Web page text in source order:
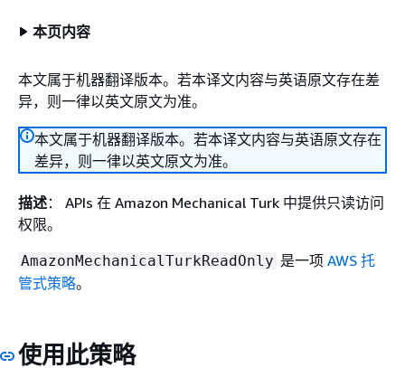
本页内容
本文属于机器翻译版本。若本译文内容与英语原文存在差
异，则一律以英文原文为准。
本文属于机器翻译版本。若本译文内容与英语原文存在
差异，则一律以英文原文为准。
描述： APIs 在 Amazon Mechanical Turk 中提供只读访问
权限。
AmazonMechanicalTurkReadOnly 是一项 AWS 托
管式策略。
使用此策略